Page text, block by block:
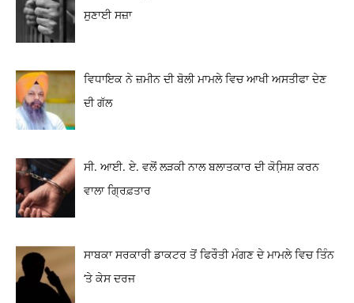
ਸੁਣਾਈ ਸਜ਼ਾ
ਵਿਧਾਇਕ ਨੇ ਜ਼ਮੀਨ ਦੀ ਬੋਲੀ ਮਾਮਲੇ ਵਿਚ ਆਖੀ ਅਸਤੀਫਾ ਦੇਣ
ਦੀ ਗੱਲ
ਸੀ. ਆਈ. ਏ. ਵਲੋਂ ਲੜਕੀ ਨਾਲ ਬਲਾਤਕਾਰ ਦੀ ਕੋਸਿ਼ਸ਼ ਕਰਨ
ਵਾਲਾ ਗ੍ਰਿਫ਼ਤਾਰ
ਸਾਬਕਾ ਸਰਕਾਰੀ ਡਾਕਟਰ ਤੋਂ ਫਿਰੌਤੀ ਮੰਗਣ ਦੇ ਮਾਮਲੇ ਵਿਚ ਤਿੰਨ
‘ਤੇ ਕੇਸ ਦਰਜ